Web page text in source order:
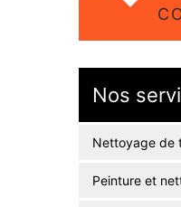
Nos
Nettoyage de
Peinture et